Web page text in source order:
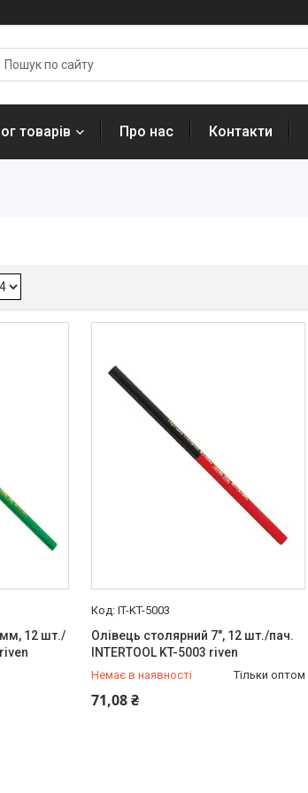
товарів Про нас Контакти
12 шт./
IT-KT-5003
Олівець столярний 7", 12 шт./пач.
INTERTOOL KT-5003 riven
Немає в наявності Тільки оптом
71,08 ₴
+380 (99) 454-50-15